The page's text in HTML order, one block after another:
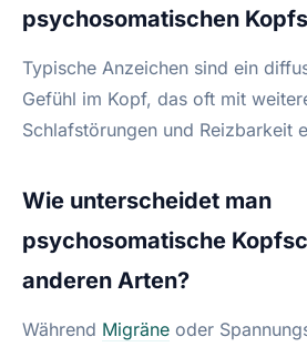
psychosomatischen
Typische Anzeichen sind ein
Gefühl im Kopf, das oft mit
Schlafstörungen und Reizbarkeit
Wie unterscheidet man
psychosomatische
anderen Arten?
Während Migräne oder